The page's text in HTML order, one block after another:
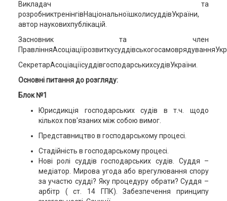
Викладач та
розробниктренінгівНаціональноїшколисуддівУкраїни,
автор науковихпублікацій.
Засновник та член
СекретарАсоціаціїсуддівгосподарськихсудівУкраїни.
Основні питання до розгляду:
Блок №1
Юрисдикція господарських судів в т.ч. щодо
кількох пов'язаних між собою вимог.
Представництво в господарському процесі.
Стадійність в господарському процесі.
Нові ролі суддів господарських судів. Суддя –
медіатор. Мирова угода або врегулювання спору
за участю судді? Яку процедуру обрати? Суддя –
арбітр ( ст. 14 ГПК). Забезпечення принципу